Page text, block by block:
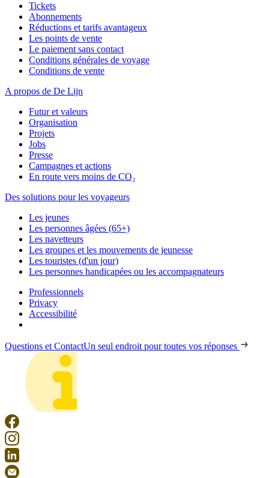
Tickets
Abonnements
Réductions et tarifs avantageux
Les points de vente
Le paiement sans contact
Conditions générales de voyage
Conditions de vente
A propos de De Lijn
Futur et valeurs
Organisation
Projets
Jobs
Presse
Campagnes et actions
En route vers moins de CO₂
Des solutions pour les voyageurs
Les jeunes
Les personnes âgées (65+)
Les navetteurs
Les groupes et les mouvements de jeunesse
Les touristes (d'un jour)
Les personnes handicapées ou les accompagnateurs
Professionnels
Privacy
Accessibilité
Questions et ContactUn seul endroit pour toutes vos réponses